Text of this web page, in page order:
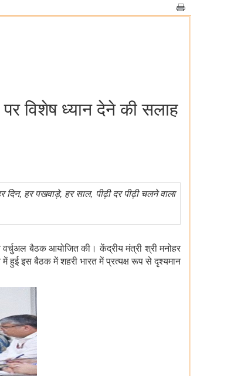
विशेष ध्यान देने की सलाह
दिन, हर पखवाड़े, हर साल, पीढ़ी दर पीढ़ी चलने वाला
बैठक आयोजित की। केंद्रीय मंत्री श्री मनोहर
हुई इस बैठक में शहरी भारत में प्रत्यक्ष रूप से दृश्यमान